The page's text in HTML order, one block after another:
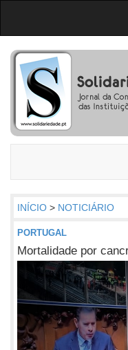
INÍCIO > NOTICIÁRIO
PORTUGAL
Mortalidade por